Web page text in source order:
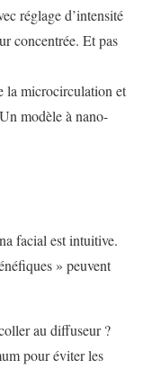
réglage d’intensité
concentrée. Et pas
la microcirculation et
modèle à nano-
facial est intuitive.
» peuvent
au diffuseur ?
pour éviter les